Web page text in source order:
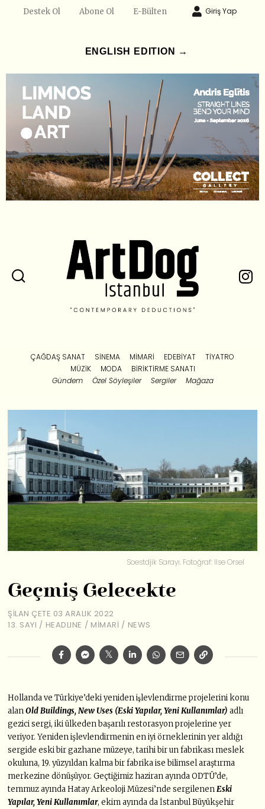
Destek Ol Abone Ol E-Bülten Giriş Yap
ENGLISH EDITION →
ÇAĞDAŞ SANAT SINEMA MIMARI EDEBIYAT
TIYATRO
MÜZIK
MODA
BIRIKTIRME SANATI
Gündem
Özel Söyleşiler Sergiler Mağaza
Soestdjik Sarayı. Fotoğraf: Ilse Orsel
Geçmiş Gelecekte
ŞILAN ÇETE 03 ARALIK 2022
13. SAYI / HEADLINE / MIMARI / NEWS
Hollanda ve Türkiye’deki yeniden işlevlendirme projelerini konu
alanOld Buildings, New Uses (Eski Yapılar, Yeni Kullanımlar)adlı
gezici sergi, iki ülkeden başarılı restorasyon projelerine yer
veriyor. Yeniden işlevlendirmenin en iyi örneklerinin yer aldığı
sergide eski bir gazhane müzeye, tarihi bir un fabrikası meslek
okuluna, 19. yüzyıldan kalma bir fabrika ise bilimsel araştırma
merkezine dönüşüyor. Geçtiğimiz haziran ayında ODTÜ’de,
temmuz ayında Hatay Arkeoloji Müzesi’nde sergilenenEski
Yapılar, Yeni Kullanımlar, ekim ayında da İstanbul Büyükşehir